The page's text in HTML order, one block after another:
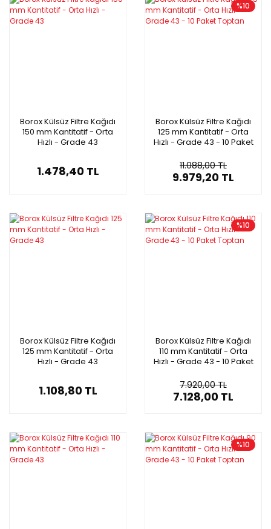
Borox Külsüz Filtre Kağıdı
150 mm Kantitatif - Orta
Hızlı - Grade 43
1.478,40 TL
%10
Borox Külsüz Filtre Kağıdı
125 mm Kantitatif - Orta
Hızlı - Grade 43 - 10 Paket
11.088,00 TL
9.979,20 TL
Borox Külsüz Filtre Kağıdı
125 mm Kantitatif - Orta
Hızlı - Grade 43
1.108,80 TL
%10
Borox Külsüz Filtre Kağıdı
110 mm Kantitatif - Orta
Hızlı - Grade 43 - 10 Paket
7.920,00 TL
7.128,00 TL
%10